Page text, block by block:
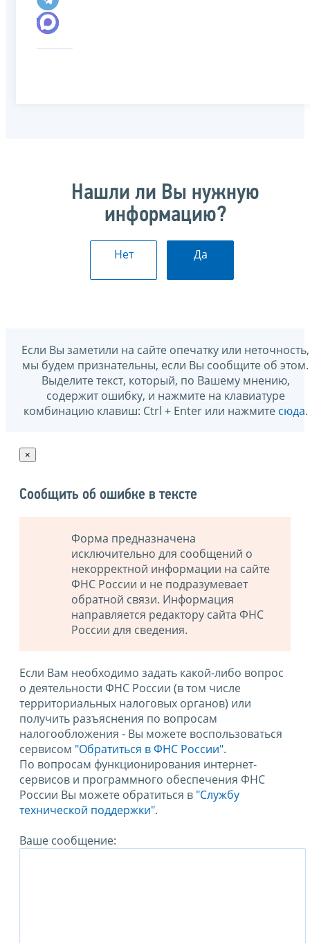
Нашли ли Вы нужную
информацию?
Нет Да
Если Вы заметили на сайте опечатку или неточность,
мы будем признательны, если Вы сообщите об этом.
Выделите текст, который, по Вашему мнению,
содержит ошибку, и нажмите на клавиатуре
комбинацию клавиш: Ctrl + Enter или нажмите сюда.
×
Сообщить об ошибке в тексте
Форма предназначена
исключительно для сообщений о
некорректной информации на сайте
ФНС России и не подразумевает
обратной связи. Информация
направляется редактору сайта ФНС
России для сведения.
Если Вам необходимо задать какой-либо вопрос
о деятельности ФНС России (в том числе
территориальных налоговых органов) или
получить разъяснения по вопросам
налогообложения - Вы можете воспользоваться
сервисом "Обратиться в ФНС России".
По вопросам функционирования интернет-
сервисов и программного обеспечения ФНС
России Вы можете обратиться в "Службу
технической поддержки".
Ваше сообщение: